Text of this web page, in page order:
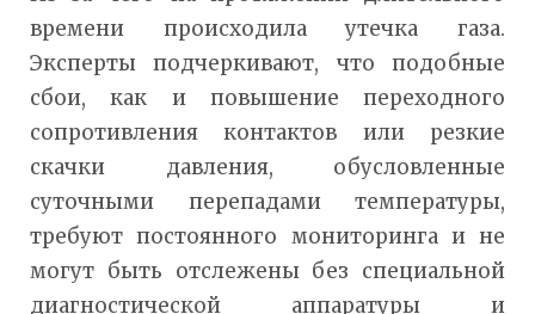
времени происходила утечка газа.
Эксперты подчеркивают, что подобные
сбои, как и повышение переходного
сопротивления контактов или резкие
скачки давления, обусловленные
суточными перепадами температуры,
требуют постоянного мониторинга и не
могут быть отслежены без специальной
диагностической аппаратуры и